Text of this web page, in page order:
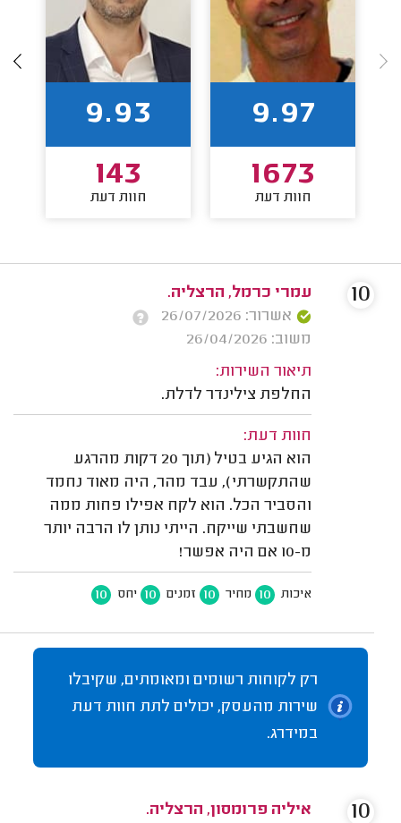
9.97
1673
חוות דעת
9.93
143
חוות דעת
עמרי כרמל, הרצליה.
אשרור: 26/07/2026
משוב: 26/04/2026
תיאור השירות:
החלפת צילינדר לדלת.
חוות דעת:
הוא הגיע בטיל (תוך 20 דקות מהרגע
שהתקשרתי), עבד מהר, היה מאוד נחמד
והסביר הכל. הוא לקח אפילו פחות ממה
שחשבתי שייקח. הייתי נותן לו הרבה יותר
מ-10 אם היה אפשר!
איכות 10 מחיר 10 זמנים 10 יחס 10
10
רק לקוחות רשומים ומאומתים, שקיבלו
שירות מהעסק, יכולים לתת חוות דעת
במידרג.
איליה פרומסון, הרצליה.
10